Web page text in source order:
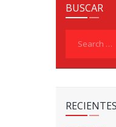
BUSCAR
RECIENTES